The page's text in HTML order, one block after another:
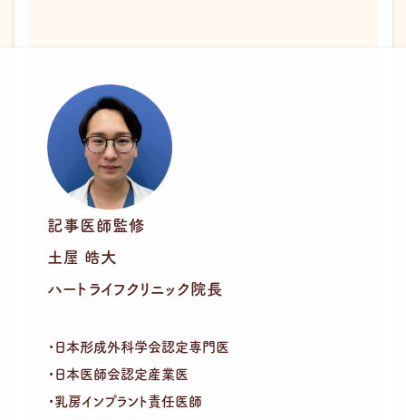
記事医師監修
土屋 皓大
ハートライフクリニック院長
・日本形成外科学会認定専門医
・日本医師会認定産業医
・乳房インプラント責任医師